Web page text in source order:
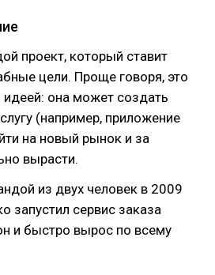
проект, который ставит
цели. Проще говоря, это
она может создать
(например, приложение
на новый рынок и за
вырасти.
из двух человек в 2009
запустил сервис заказа
и быстро вырос по всему